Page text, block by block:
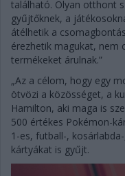
található. Olyan otthont
gyűjtőknek, a
átélhetik a
érezhetik magukat, nem
termékeket árulnak.”
„Az a célom, hogy egy
ötvözi a közösséget, a
Hamilton, aki maga is
500 értékes Pokémon-
1-es, futball-,
kártyákat is gyűjt.